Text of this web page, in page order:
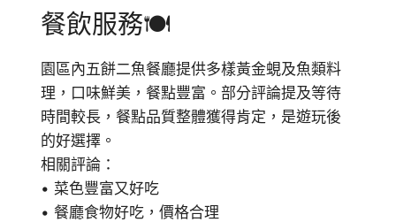
餐飲服務🍽
園區內五餅二魚餐廳提供多樣黃金蜆及魚類料
理，口味鮮美，餐點豐富。部分評論提及等待
時間較長，餐點品質整體獲得肯定，是遊玩後
的好選擇。
相關評論：
• 菜色豐富又好吃
• 餐廳食物好吃，價格合理